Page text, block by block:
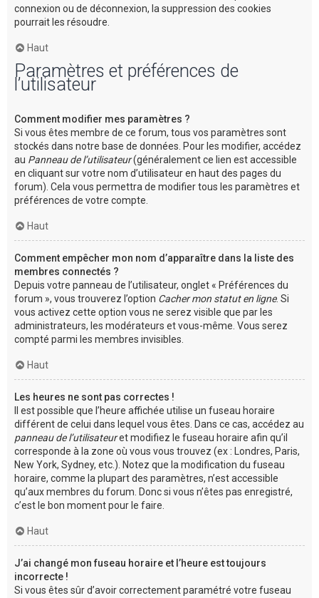
connexion ou de déconnexion, la suppression des cookies
pourrait les résoudre.
Haut
Paramètres et préférences de
l’utilisateur
Comment modifier mes paramètres ?
Si vous êtes membre de ce forum, tous vos paramètres sont
stockés dans notre base de données. Pour les modifier, accédez
au Panneau de l’utilisateur(généralement ce lien est accessible
en cliquant sur votre nom d’utilisateur en haut des pages du
forum). Cela vous permettra de modifier tous les paramètres et
préférences de votre compte.
Haut
Comment empêcher mon nom d’apparaître dans la liste des
membres connectés ?
Depuis votre panneau de l’utilisateur, onglet « Préférences du
forum », vous trouverez l’option Cacher mon statut en ligne. Si
vous activez cette option vous ne serez visible que par les
administrateurs, les modérateurs et vous-même. Vous serez
compté parmi les membres invisibles.
Haut
Les heures ne sont pas correctes !
Il est possible que l’heure affichée utilise un fuseau horaire
différent de celui dans lequel vous êtes. Dans ce cas, accédez au
panneau de l’utilisateuret modifiez le fuseau horaire afin qu’il
corresponde à la zone où vous vous trouvez (ex : Londres, Paris,
New York, Sydney, etc.). Notez que la modification du fuseau
horaire, comme la plupart des paramètres, n’est accessible
qu’aux membres du forum. Donc si vous n’êtes pas enregistré,
c’est le bon moment pour le faire.
Haut
J’ai changé mon fuseau horaire et l’heure est toujours
incorrecte !
Si vous êtes sûr d’avoir correctement paramétré votre fuseau